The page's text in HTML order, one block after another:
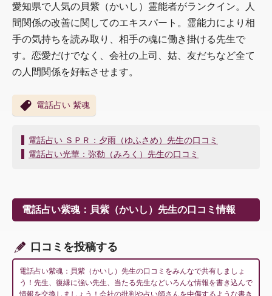
愛知県で人気の貝紫（かいし）霊能者がランクイン。人
間関係の改善に関してのエキスパート。霊能力により相
手の気持ちを読み取り、相手の魂に働き掛ける先生で
す。恋愛だけでなく、会社の上司、姑、友だちなど全て
の人間関係を好転させます。
電話占い 紫魂
投
稿
ー
シ
ン
電話占い ＳＰＲ：夕雨（ゆふさめ）先生の口コミ
電話占い光華：弥勒（みろく）先生の口コミ
電話占い紫魂：貝紫（かいし）先生の口コミ情報
口コミを投稿する
電話占い紫魂：貝紫（かいし）先生の口コミをみんなで共有しましょ
う！先生、復縁に強い先生、当たる先生などいろんな情報を書き込んで